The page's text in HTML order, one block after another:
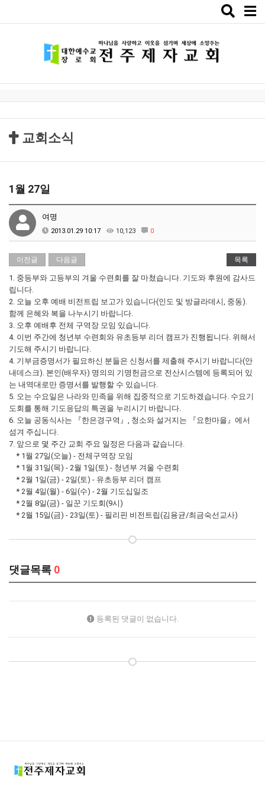
Toggle
교회소식
1월 27일
여명
2013.01.29 10:17 10,123 0
이전글 다음글 목록
1. 중등부와 고등부의 겨울 수련회를 잘 마쳤습니다. 기도와 후원에 감사드
립니다.
2. 오늘 오후 예배 비전트립 보고가 있습니다(인도 및 방글라데시, 중동).
함께 은혜와 복을 나누시기 바랍니다.
3. 오후 예배후 전체 구역장 모임 있습니다.
4. 이번 주간에 청년부 수련회와 유초등부 리더 캠프가 진행됩니다. 위해서
기도해 주시기 바랍니다.
4. 기부금증명서가 필요하신 분들은 신청서를 제출해 주시기 바랍니다(안
내데스크). 본인(배우자) 명의의 기명헌금으로 전산시스템에 등록되어 있
는 내역대로만 증명서를 발행할 수 있습니다.
5. 오는 수요일은 나라와 민족을 위해 집중적으로 기도하겠습니다. 수요기
도회를 통해 기도응답의 특권을 누리시기 바랍니다.
6. 오늘 공동식사는 『한은경구역』, 청소와 설거지는 『요한마을』에서
섬겨 주십니다.
7. 앞으로 몇 주간 교회 주요 일정은 다음과 같습니다.
* 1월 27일(오늘) - 전체구역장 모임
* 1월 31일(목) - 2월 1일(토) - 청년부 겨울 수련회
* 2월 1일(금) - 2일(토) - 유초등부 리더 캠프
* 2월 4일(월) - 6일(수) - 2월 기도십일조
* 2월 8일(금) - 일꾼 기도회(9시)
* 2월 15일(금) - 23일(토) - 필리핀 비전트립(김용균/최금숙선교사)
댓글목록 0
등록된 댓글이 없습니다.